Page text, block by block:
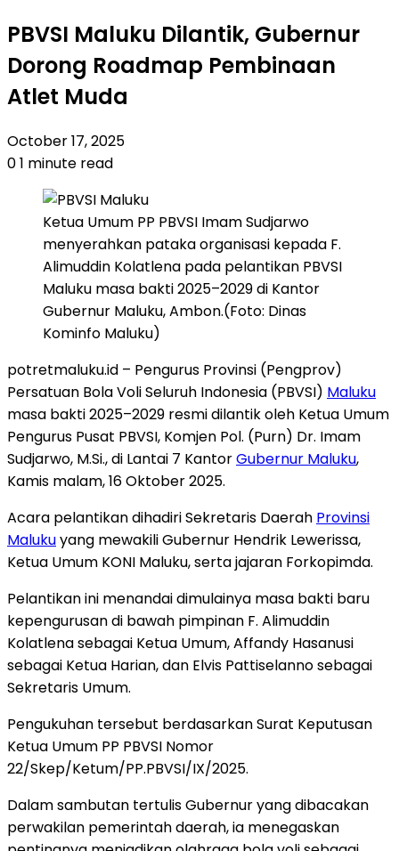
PBVSI Maluku Dilantik, Gubernur
Dorong Roadmap Pembinaan
Atlet Muda
October 17, 2025
01 minute read
Ketua Umum PP PBVSI Imam Sudjarwo
menyerahkan pataka organisasi kepada F.
Alimuddin Kolatlena pada pelantikan PBVSI
Maluku masa bakti 2025–2029 di Kantor
Gubernur Maluku, Ambon.(Foto: Dinas
Kominfo Maluku)
potretmaluku.id – Pengurus Provinsi (Pengprov)
Persatuan Bola Voli Seluruh Indonesia (PBVSI) Maluku
masa bakti 2025–2029 resmi dilantik oleh Ketua Umum
Pengurus Pusat PBVSI, Komjen Pol. (Purn) Dr. Imam
Sudjarwo, M.Si., di Lantai 7 KantorGubernur Maluku,
Kamis malam, 16 Oktober 2025.
Acara pelantikan dihadiri Sekretaris Daerah Provinsi
Malukuyang mewakili Gubernur Hendrik Lewerissa,
Ketua Umum KONI Maluku, serta jajaran Forkopimda.
Pelantikan ini menandai dimulainya masa bakti baru
kepengurusan di bawah pimpinan F. Alimuddin
Kolatlena sebagai Ketua Umum, Affandy Hasanusi
sebagai Ketua Harian, dan Elvis Pattiselanno sebagai
Sekretaris Umum.
Pengukuhan tersebut berdasarkan Surat Keputusan
Ketua Umum PP PBVSI Nomor
22/Skep/Ketum/PP.PBVSI/IX/2025.
Dalam sambutan tertulis Gubernur yang dibacakan
perwakilan pemerintah daerah, ia menegaskan